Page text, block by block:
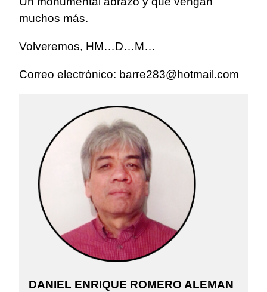
muchos más.
Volveremos, HM…D…M…
Correo electrónico: barre283@hotmail.com
DANIEL ENRIQUE ROMERO ALEMAN